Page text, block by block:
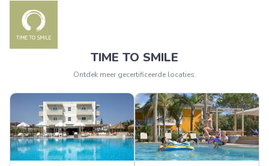
TIME TO SMILE
Ontdek meer gecertificeerde locaties.